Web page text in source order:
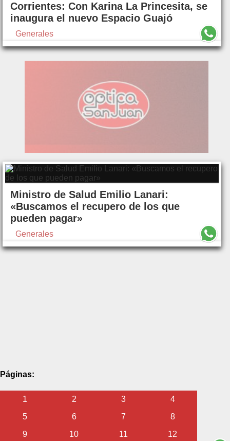
Corrientes: Con Karina La Princesita, se
inaugura el nuevo Espacio Guajó
Generales
Ministro de Salud Emilio Lanari:
«Buscamos el recupero de los que
pueden pagar»
Generales
Páginas:
1 2 3
4
5
6 7
8
9
10 11 12